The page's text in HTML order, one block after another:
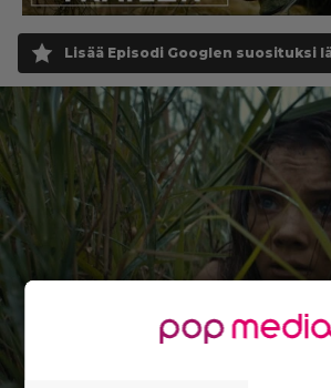
Lisää Episodi Googlen suosituksi